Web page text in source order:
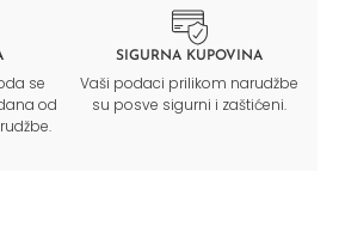
se
od
SIGURNA KUPOVINA
Vaši podaci prilikom narudžbe
su posve sigurni i zaštićeni.